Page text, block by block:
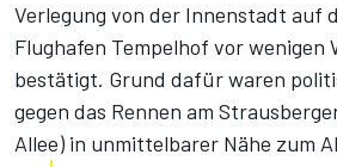
Verlegung von der Innenstadt auf
Flughafen Tempelhof vor wenigen
bestätigt. Grund dafür waren
gegen das Rennen am
Allee) in unmittelbarer Nähe zum